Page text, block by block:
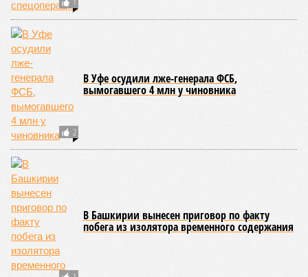
2
В Уфе осудили лже-генерала ФСБ,
вымогавшего 4 млн у чиновника
В Башкирии вынесен приговор по факту
побега из изолятора временного содержания